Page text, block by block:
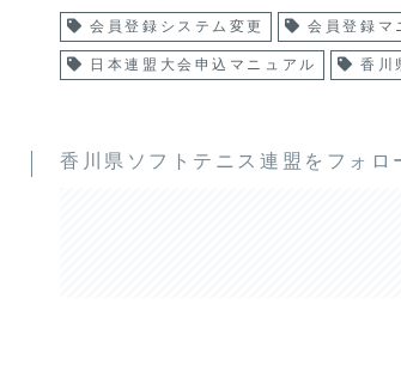
会員登録システム変更 会員登録マ
日本連盟大会申込マニュアル 香川
香川県ソフトテニス連盟をフォロ